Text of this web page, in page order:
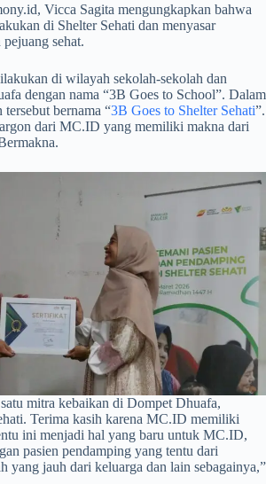
Vicca Sagita mengungkapkan bahwa
di Shelter Sehati dan menyasar
sehat.
di wilayah sekolah-sekolah dan
dengan nama “3B Goes to School”. Dalam
bernama “3B Goes to Shelter Sehati”.
dari MC.ID yang memiliki makna dari
mitra kebaikan di Dompet Dhuafa,
Terima kasih karena MC.ID memiliki
ini menjadi hal yang baru untuk MC.ID,
pasien pendamping yang tentu dari
yang jauh dari keluarga dan lain sebagainya,”